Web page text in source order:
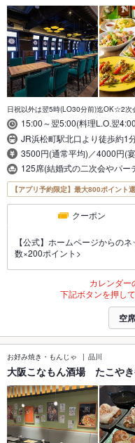
日祝以外は翌5時(LO30分前)迄OK☆2次
15:00～翌5:00(料理L.O.翌
JR浜松町駅北口より徒歩約1
3500円(通常平均)／4000円(
125席(結婚式の二次会やパー
【アプリ予約限定】最大800ポイント
クーポン
【公式】ホームページからの
数×200ポイント>
カレンダー
下記ボタンを押し
空
お好み焼き・もんじゃ 品川
大阪こなもん酒場 たこや